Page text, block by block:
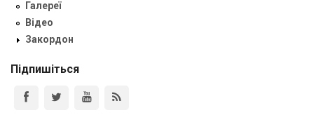
Галереї
Відео
Закордон
Підпишіться